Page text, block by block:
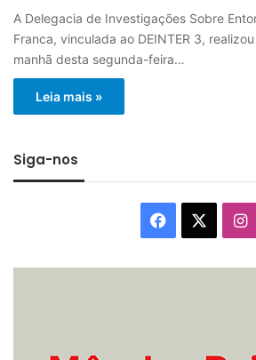
A Delegacia de Investigações Sobre
Franca, vinculada ao DEINTER 3,
manhã desta segunda-feira…
Leia mais »
Siga-nos
Facebook